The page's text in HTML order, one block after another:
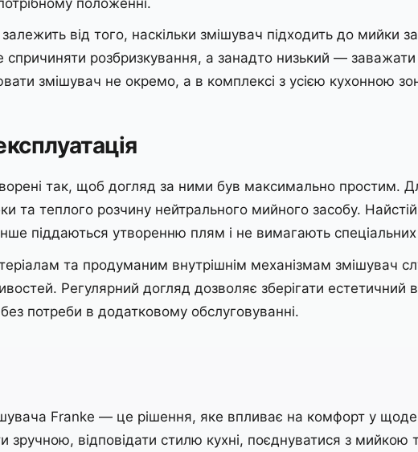
положенні.
від того, наскільки змішувач підходить до мийки
розбризкування, а занадто низький —
змішувач не окремо, а в комплексі з усією кухонною
так, щоб догляд за ними був максимально простим.
та теплого розчину нейтрального мийного засобу.
піддаються утворенню плям і не вимагають спеціальних
та продуманим внутрішнім механізмам змішувач
Регулярний догляд дозволяє зберігати естетичний
без потреби в додатковому обслуговуванні.
Franke — це рішення, яке впливає на комфорт у
зручною, відповідати стилю кухні, поєднуватися з мийкою